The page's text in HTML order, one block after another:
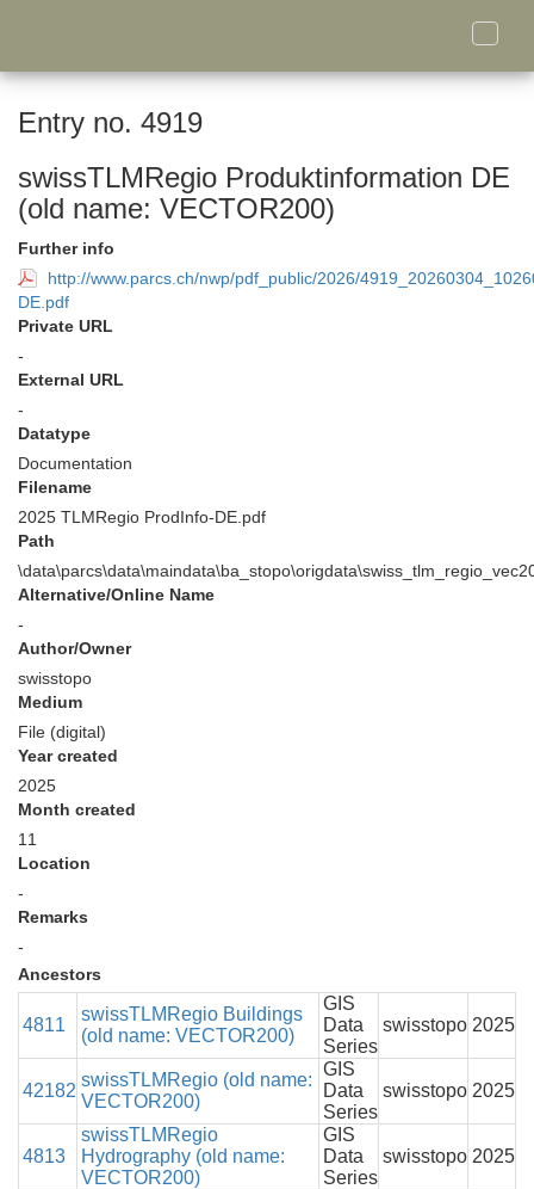
Toggle
Entry no. 4919
swissTLMRegio Produktinformation DE
(old name: VECTOR200)
Further info
http://www.parcs.ch/nwp/pdf_public/2026/
DE.pdf
Private URL
-
External URL
-
Datatype
Documentation
Filename
2025 TLMRegio ProdInfo-DE.pdf
Path
Alternative/Online Name
-
Author/Owner
swisstopo
Medium
File (digital)
Year created
2025
Month created
11
Location
-
Remarks
-
Ancestors
4811
swissTLMRegio Buildings
(old name: VECTOR200)
GIS
Data
Series
swisstopo 2025
42182
swissTLMRegio (old name:
VECTOR200)
GIS
Data
Series
swisstopo 2025
4813
swissTLMRegio
Hydrography (old name:
VECTOR200)
GIS
Data
Series
swisstopo 2025